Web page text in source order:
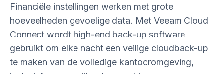
Financiële instellingen werken met grote
hoeveelheden gevoelige data. Met Veeam Cloud
Connect wordt high-end back-up software
gebruikt om elke nacht een veilige cloudback-up
te maken van de volledige kantooromgeving,